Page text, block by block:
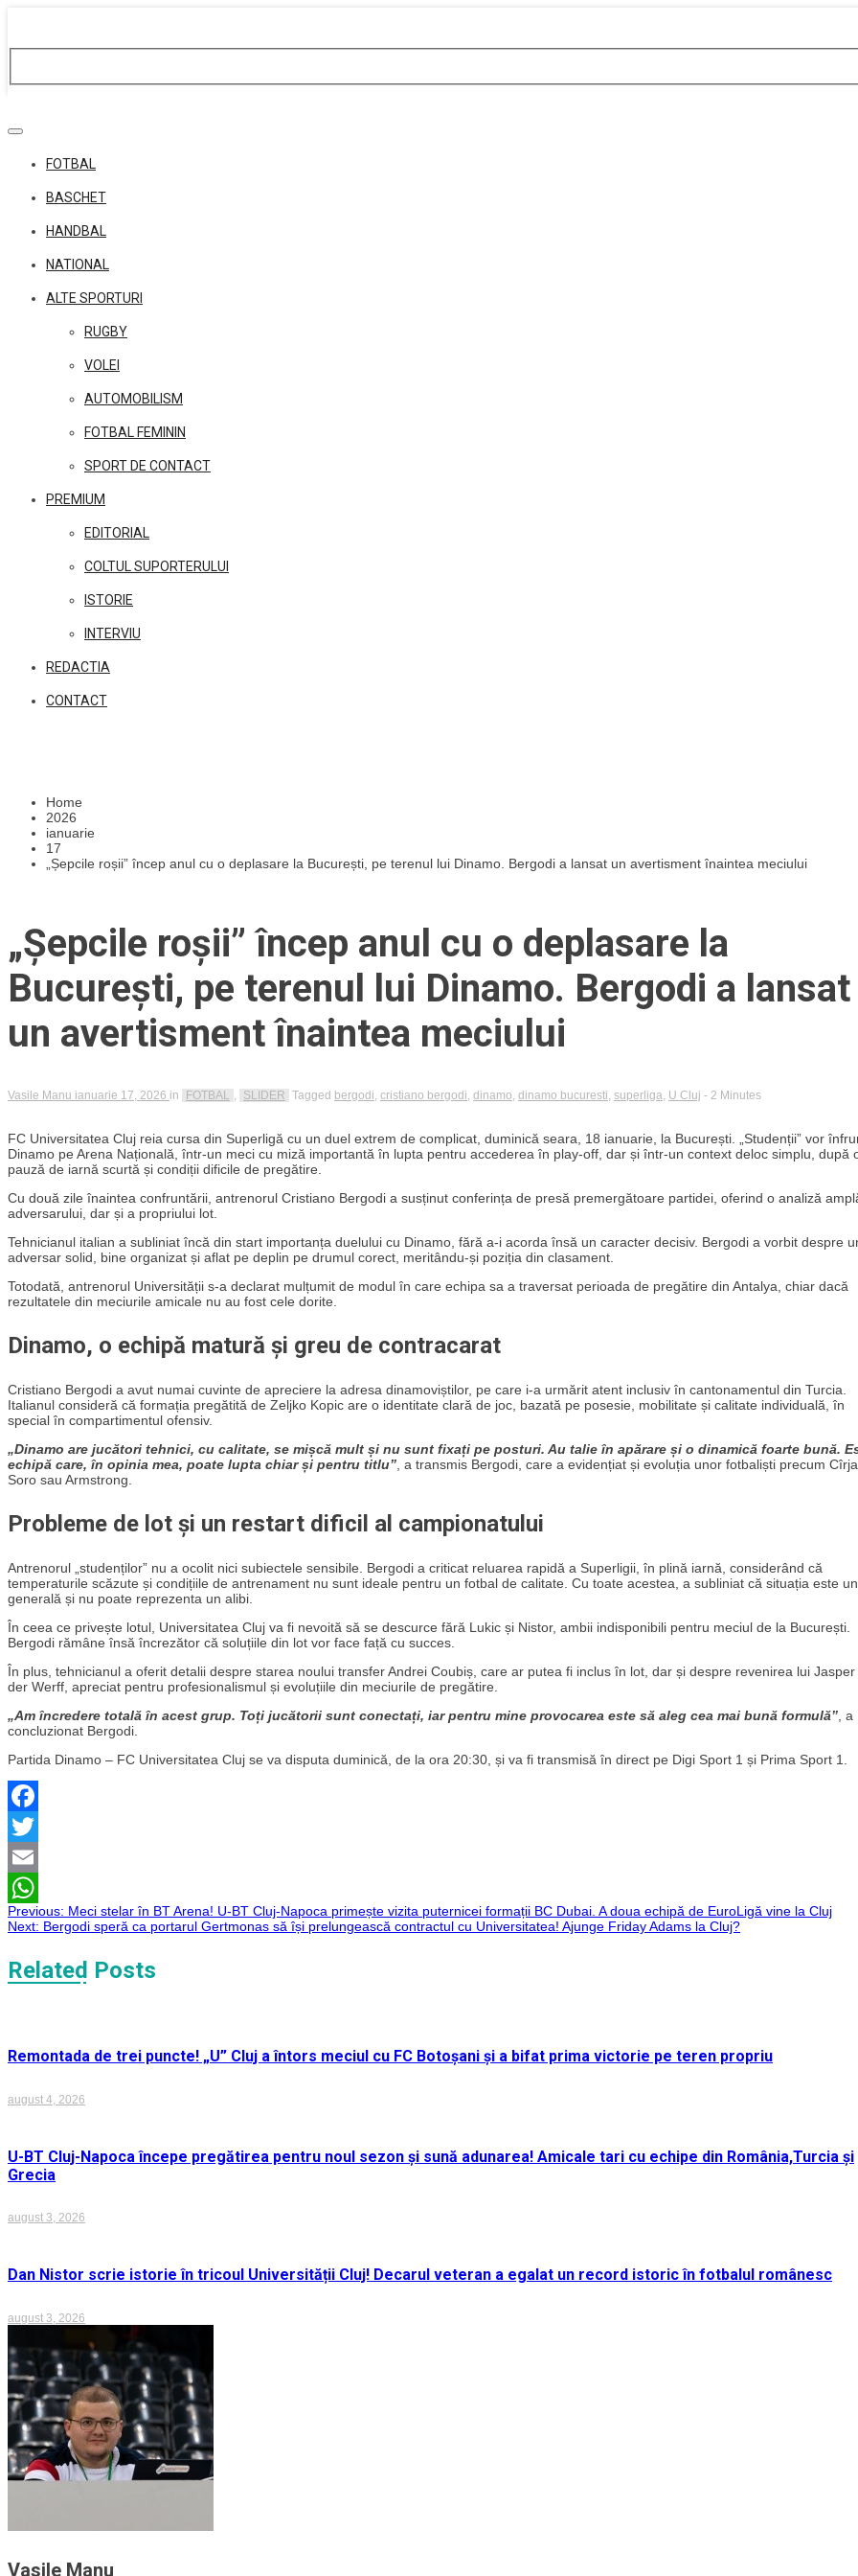
content
FOTBAL
BASCHET
HANDBAL
NATIONAL
ALTE SPORTURI
RUGBY
VOLEI
AUTOMOBILISM
FOTBAL FEMININ
SPORT DE CONTACT
PREMIUM
EDITORIAL
COLTUL SUPORTERULUI
ISTORIE
INTERVIU
REDACTIA
CONTACT
Home
2026
ianuarie
17
„Șepcile roșii” încep anul cu o deplasare la București, pe terenul lui Dinamo. Bergodi a lansat un avertisment înaintea meciului
„Șepcile roșii” încep anul cu o deplasare la
București, pe terenul lui Dinamo. Bergodi a lansat
un avertisment înaintea meciului
Vasile Manu ianuarie 17, 2026 in FOTBAL SLIDER Tagged bergodi cristiano bergodi dinamo dinamo bucuresti superliga U Cluj - 2 Minutes
FC Universitatea Cluj reia cursa din Superligă cu un duel extrem de complicat, duminică seara, 18 ianuarie, la București. „Studenții” vor
Dinamo pe Arena Națională, într-un meci cu miză importantă în lupta pentru accederea în play-off, dar și într-un context deloc simplu, după
pauză de iarnă scurtă și condiții dificile de pregătire.
Cu două zile înaintea confruntării, antrenorul Cristiano Bergodi a susținut conferința de presă premergătoare partidei, oferind o analiză
adversarului, dar și a propriului lot.
Tehnicianul italian a subliniat încă din start importanța duelului cu Dinamo, fără a-i acorda însă un caracter decisiv. Bergodi a vorbit despre
adversar solid, bine organizat și aflat pe deplin pe drumul corect, meritându-și poziția din clasament.
Totodată, antrenorul Universității s-a declarat mulțumit de modul în care echipa sa a traversat perioada de pregătire din Antalya, chiar dacă
rezultatele din meciurile amicale nu au fost cele dorite.
Dinamo, o echipă matură și greu de contracarat
Cristiano Bergodi a avut numai cuvinte de apreciere la adresa dinamoviștilor, pe care i-a urmărit atent inclusiv în cantonamentul din Turcia.
Italianul consideră că formația pregătită de Zeljko Kopic are o identitate clară de joc, bazată pe posesie, mobilitate și calitate individuală, în
special în compartimentul ofensiv.
„Dinamo are jucători tehnici, cu calitate, se mișcă mult și nu sunt fixați pe posturi. Au talie în apărare și o dinamică foarte bună.
echipă care, în opinia mea, poate lupta chiar și pentru titlu” , a transmis Bergodi, care a evidențiat și evoluția unor fotbaliști precum
Soro sau Armstrong.
Probleme de lot și un restart dificil al campionatului
Antrenorul „studenților” nu a ocolit nici subiectele sensibile. Bergodi a criticat reluarea rapidă a Superligii, în plină iarnă, considerând că
temperaturile scăzute și condițiile de antrenament nu sunt ideale pentru un fotbal de calitate. Cu toate acestea, a subliniat că situația este
generală și nu poate reprezenta un alibi.
În ceea ce privește lotul, Universitatea Cluj va fi nevoită să se descurce fără Lukic și Nistor, ambii indisponibili pentru meciul de la București.
Bergodi rămâne însă încrezător că soluțiile din lot vor face față cu succes.
În plus, tehnicianul a oferit detalii despre starea noului transfer Andrei Coubiș, care ar putea fi inclus în lot, dar și despre revenirea lui Jasper
der Werff, apreciat pentru profesionalismul și evoluțiile din meciurile de pregătire.
„Am încredere totală în acest grup. Toți jucătorii sunt conectați, iar pentru mine provocarea este să aleg cea mai bună formulă” , a
concluzionat Bergodi.
Partida Dinamo – FC Universitatea Cluj se va disputa duminică, de la ora 20:30, și va fi transmisă în direct pe Digi Sport 1 și Prima Sport 1.
Facebook
Twitter
Email
WhatsApp
Navigare
în
articole
Previous: Meci stelar în BT Arena! U-BT Cluj-Napoca primește vizita puternicei formații BC Dubai. A doua echipă de EuroLigă vine la Cluj
Next: Bergodi speră ca portarul Gertmonas să își prelungească contractul cu Universitatea! Ajunge Friday Adams la Cluj?
Related Posts
Remontada de trei puncte! „U” Cluj a întors meciul cu FC Botoșani și a bifat prima victorie pe teren propriu
august 4, 2026
U-BT Cluj-Napoca începe pregătirea pentru noul sezon și sună adunarea! Amicale tari cu echipe din România,Turcia și
Grecia
august 3, 2026
Dan Nistor scrie istorie în tricoul Universității Cluj! Decarul veteran a egalat un record istoric în fotbalul românesc
august 3, 2026
Vasile Manu